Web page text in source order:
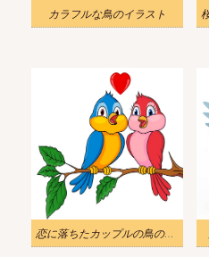
カラフルな鳥のイラスト
恋に落ちたカップルの鳥のイラスト